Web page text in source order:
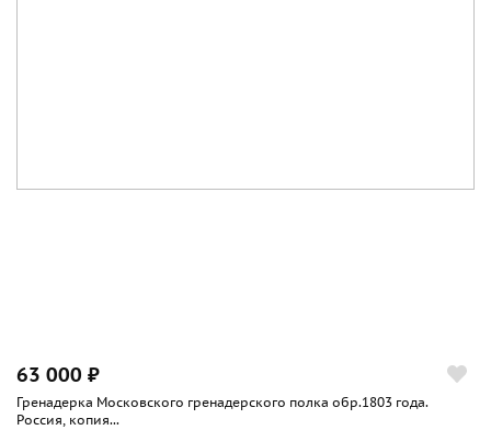
63 000 ₽
Гренадерка Московского гренадерского полка обр.1803 года.
Россия, копия...